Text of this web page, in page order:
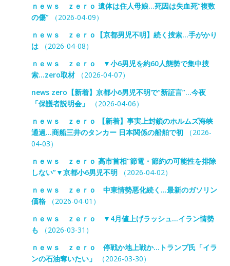
ｎｅｗｓ ｚｅｒｏ 遺体は住人母娘…死因は失血死“複数
の傷”（2026-04-09）
ｎｅｗｓ ｚｅｒｏ【京都男児不明】続く捜索…手がかり
は（2026-04-08）
ｎｅｗｓ ｚｅｒｏ ▼小6男児を約60人態勢で集中捜
索…zero取材（2026-04-07）
news zero【新着】京都小6男児不明で“新証言”…今夜
「保護者説明会」
（2026-04-06）
ｎｅｗｓ ｚｅｒｏ 【新着】事実上封鎖のホルムズ海峡
通過…商船三井のタンカー 日本関係の船舶で初（2026-
04-03）
ｎｅｗｓ ｚｅｒｏ 高市首相“節電・節約の可能性を排除
しない”▼京都小6男児不明（2026-04-02）
ｎｅｗｓ ｚｅｒｏ 中東情勢悪化続く…最新のガソリン
価格（2026-04-01）
ｎｅｗｓ ｚｅｒｏ ▼4月値上げラッシュ…イラン情勢
も （2026-03-31）
ｎｅｗｓ ｚｅｒｏ 停戦か地上戦か…トランプ氏「イラ
ンの石油奪いたい」
（2026-03-30）